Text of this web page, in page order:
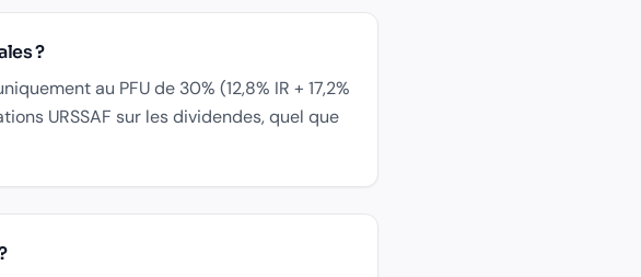
?
au PFU de 30% (12,8% IR + 17,2%
URSSAF sur les dividendes, quel que